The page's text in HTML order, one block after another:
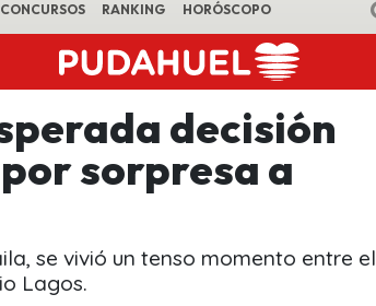
CONCURSOS RANKING HORÓSCOPO
decisión
sorpresa a
se vivió un tenso momento entre el
Lagos.